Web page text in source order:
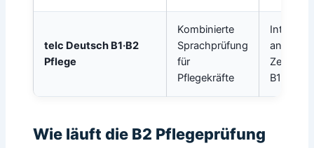
telc Deutsch B1·B2
Pflege
Kombinierte
Sprachprüfung
für
Pflegekräfte
B1 und
Wie läuft die B2 Pflegeprüfung